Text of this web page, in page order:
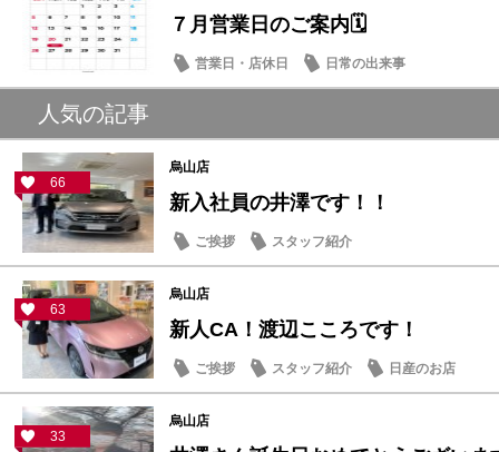
７月営業日のご案内🗓️
営業日・店休日 日常の出来事
人気の記事
66
烏山店
新入社員の井澤です！！
ご挨拶 スタッフ紹介
63
烏山店
新人CA！渡辺こころです！
ご挨拶 スタッフ紹介 日産のお店
33
烏山店